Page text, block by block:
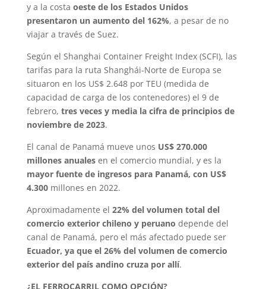
y a la costa oeste de los Estados Unidos
presentaron un aumento del 162%, a pesar de no
viajar a través de Suez.
Según el Shanghai Container Freight Index (SCFI), las
tarifas para la ruta Shanghái-Norte de Europa se
situaron en los US$ 2.648 por TEU (medida de
capacidad de carga de los contenedores) el 9 de
febrero, tres veces y media la cifra de principios de
noviembre de 2023.
El canal de Panamá mueve unos US$ 270.000
millones anualesen el comercio mundial, y es la
mayor fuente de ingresos para Panamá, con US$
4.300millones en 2022.
Aproximadamente el 22% del volumen total del
comercio exterior chileno y peruano depende del
canal de Panamá, pero el más afectado puede ser
Ecuador, ya que el 26% del volumen de comercio
exterior del país andino cruza por allí.
¿EL FERROCARRIL COMO OPCIÓN?